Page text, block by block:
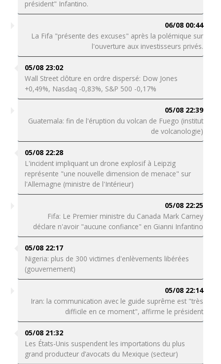
président" Infantino.
06/08 00:44
La Fifa "présente des excuses" après la polémique sur
l'ouverture aux investisseurs privés.
05/08 23:02
Wall Street clôture en ordre dispersé: Dow Jones
+0,49%, Nasdaq -0,83%, S&P 500 -0,17%
05/08 22:39
Guatemala: fin de l'éruption du volcan de Fuego (institut
de volcanologie)
05/08 22:28
L'incident impliquant un drone explosif à Leipzig
représente "une nouvelle dimension de menace" sur
l'Allemagne (ministre de l'Intérieur)
05/08 22:25
Fifa: Le Premier ministre du Canada Mark Carney
déclare n'avoir "aucune confiance" en Gianni Infantino
05/08 22:17
Nigeria: plus de 300 victimes d'enlèvements libérées
(gouvernement)
05/08 22:14
Iran: la communication avec le guide suprême est "très
difficile en ce moment", affirme le président
05/08 21:32
Les États-Unis suspendent les importations du plus
grand producteur d’avocats du Mexique (secteur)